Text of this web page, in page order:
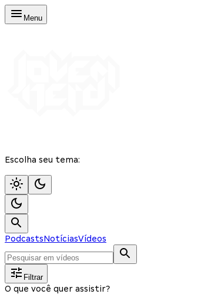
Menu
Escolha seu tema:
PodcastsNotíciasVídeos
Filtrar
O que você quer assistir?